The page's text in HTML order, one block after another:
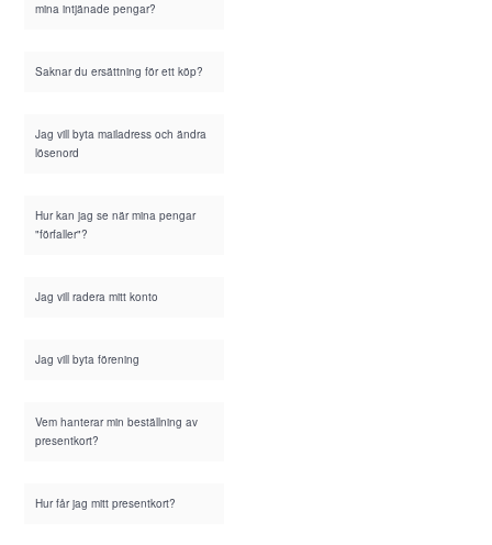
mina intjänade pengar?
Saknar du ersättning för ett köp?
Jag vill byta mailadress och ändra
lösenord
Hur kan jag se när mina pengar
"förfaller"?
Jag vill radera mitt konto
Jag vill byta förening
Vem hanterar min beställning av
presentkort?
Hur får jag mitt presentkort?